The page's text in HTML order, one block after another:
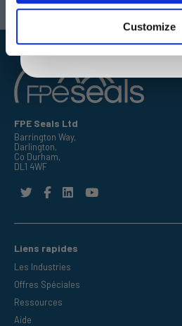
Customize
E-mail:sales@fpeseals.com
FPE Seals Ltd
Barrington Way,
Darlington,
Co Durham,
DL1 4WF
Liens rapides
Les Industries
Offres Spéciales
Ressources
Aide
privacy policy.